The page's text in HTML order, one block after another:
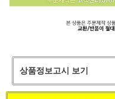
상품정보고시 보기